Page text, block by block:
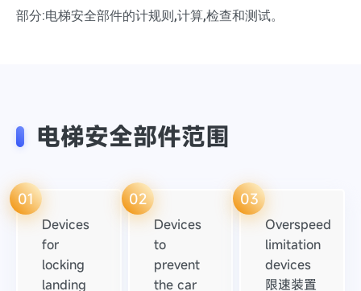
部分:电梯安全部件的计规则,计算,检查和测试。
电梯安全部件范围
01
Devices
for
locking
landing
02
Devices
to
prevent
the car
03
Overspeed
limitation
devices
限速装置